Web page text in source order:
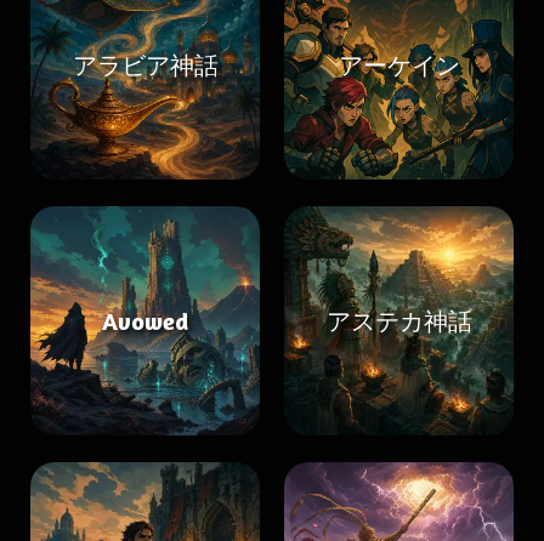
アラビア神話 アーケイン
Avowed アステカ神話